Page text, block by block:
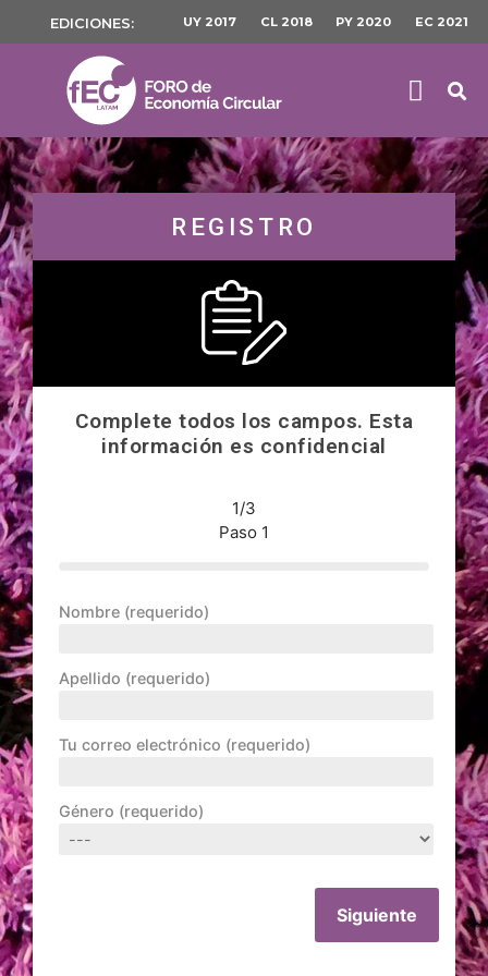
EDICIONES: UY 2017 CL 2018 PY 2020 EC 2021
REGISTRO
Complete todos los campos. Esta
información es confidencial
1/3
Paso 1
Nombre (requerido)
Apellido (requerido)
Tu correo electrónico (requerido)
Género (requerido)
Siguiente